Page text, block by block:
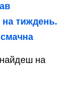
на тиждень.
на